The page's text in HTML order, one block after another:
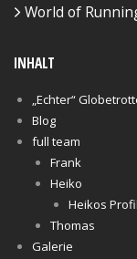
World of
INHALT
„Echter“
Blog
full team
Frank
Heiko
Heikos Profil
Thomas
Galerie